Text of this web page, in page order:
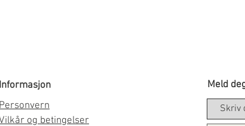
Informasjon
Personvern
og betingelser
Meld